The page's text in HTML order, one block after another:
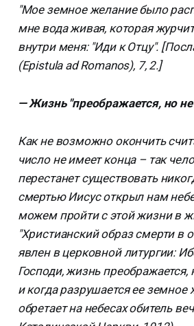
"Мое земное желание было
мне вода живая, которая
внутри меня: "Иди к Отцу".
(Epistula ad Romanos), 7, 2.]
— Жизнь "преображается, но
Как не возможно окончить
число не имеет конца – так
перестанет существовать
смертью Иисус открыл нам
можем пройти с этой жизни в
"Христианский образ смерти в
явлен в церковной литургии:
Господи, жизнь преображается,
и когда разрушается ее
обретает на небесах обитель